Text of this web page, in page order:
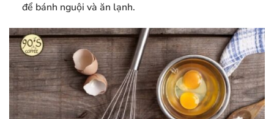
để bánh nguội và ăn lạnh.